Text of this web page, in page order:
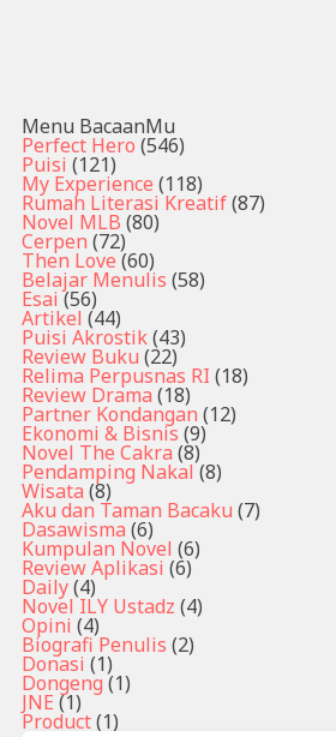
Menu BacaanMu
Perfect Hero (546)
Puisi (121)
My Experience (118)
Rumah Literasi Kreatif(87)
Novel MLB (80)
Cerpen (72)
Then Love (60)
Belajar Menulis (58)
Esai (56)
Artikel (44)
Puisi Akrostik(43)
Review Buku (22)
Relima Perpusnas RI (18)
Review Drama (18)
Partner Kondangan (12)
Ekonomi & Bisnis (9)
Novel The Cakra (8)
Pendamping Nakal (8)
Wisata (8)
Aku dan Taman Bacaku (7)
Dasawisma (6)
Kumpulan Novel (6)
Review Aplikasi (6)
Daily(4)
Novel ILY Ustadz (4)
Opini (4)
Biografi Penulis (2)
Donasi (1)
Dongeng (1)
JNE (1)
Product(1)